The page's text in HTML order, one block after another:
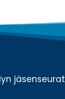
jäsenseurat